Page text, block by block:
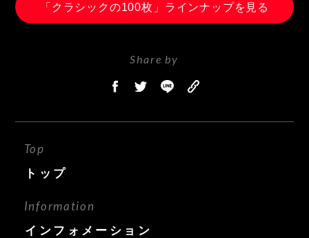
「クラシックの100枚」ラインナップを見る
Share by
Top
トップ
Information
インフォメーション